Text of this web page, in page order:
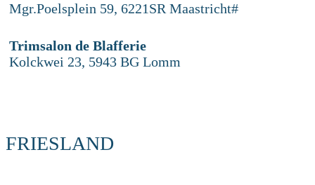
Mgr.Poelsplein 59, 6221SR Maastricht#
Trimsalon de Blafferie
Kolckwei 23, 5943 BG Lomm
FRIESLAND